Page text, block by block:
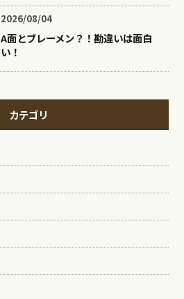
2026/08/04
A面とブレーメン？！勘違いは面白
い！
カテゴリ